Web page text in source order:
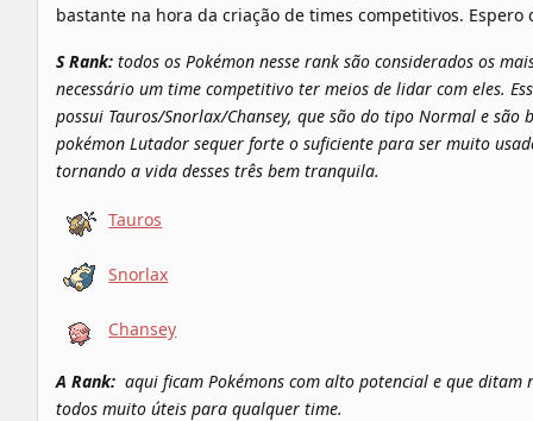
bastante na hora da criação de times competitivos. Espero
S Rank:todos os Pokémon nesse rank são considerados os
necessário um time competitivo ter meios de lidar com eles.
possui Tauros/Snorlax/Chansey, que são do tipo Normal e são
pokémon Lutador sequer forte o suficiente para ser muito
tornando a vida desses três bem tranquila.
Tauros
Snorlax
Chansey
A Rank: aqui ficam Pokémons com alto potencial e que ditam
todos muito úteis para qualquer time.